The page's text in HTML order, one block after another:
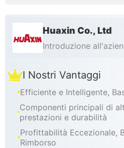
parchi divertimenti, campus,
zioni turistiche e spazi al
azie alle opzioni di marchio,
gue, tensione e OEM / ODM
locali. Grazie alla produzione
onibilità di pezzi di ricambio
ne, HUAXIN aiuta i partner a
distribuzione di distributori
ditizi.
Huaxin Co., Ltd
Introduzione
I Nostri Vantaggi
Efficiente e Intelligente,
Componenti principali di
prestazioni e durabilità
Profittabilità Eccezionale,
Rimborso